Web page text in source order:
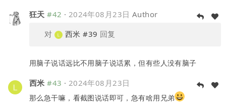
狂天 #42 · 2024年08月23日 Author
对
西米 #39 回复
用脑子说话远比不用脑子说话累，但有些人没有脑子
西米 #43 · 2024年08月23日
那么急干嘛，看截图说话即可，急有啥用兄弟